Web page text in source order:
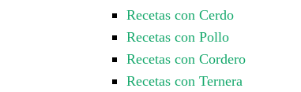
Recetas con Cerdo
Recetas con Pollo
Recetas con Cordero
Recetas con Ternera